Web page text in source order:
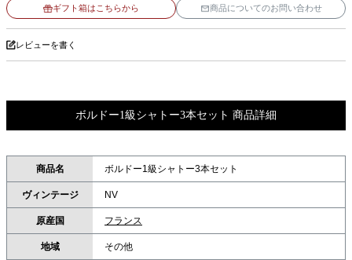
ギフト箱はこちらから 商品についてのお問い合わせ
レビューを書く
ボルドー1級シャトー3本セット 商品詳細
商品名 ボルドー1級シャトー3本セット
ヴィンテージ NV
原産国 フランス
地域 その他